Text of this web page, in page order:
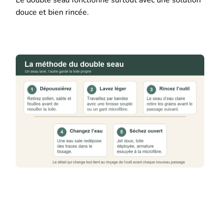
douce et bien rincée.